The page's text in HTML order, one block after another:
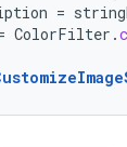
=
ColorFilter .